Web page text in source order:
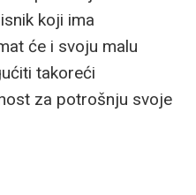
koji ima
će i svoju malu
takoreći
za potrošnju svoje